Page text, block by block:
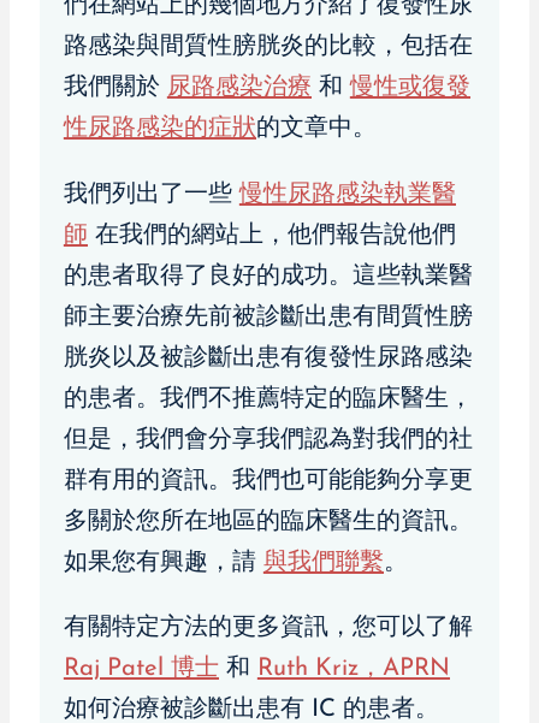
們在網站上的幾個地方介紹了復發性尿
路感染與間質性膀胱炎的比較，包括在
我們關於 尿路感染治療 和 慢性或復發
性尿路感染的症狀的文章中。
我們列出了一些 慢性尿路感染執業醫
師 在我們的網站上，他們報告說他們
的患者取得了良好的成功。這些執業醫
師主要治療先前被診斷出患有間質性膀
胱炎以及被診斷出患有復發性尿路感染
的患者。我們不推薦特定的臨床醫生，
但是，我們會分享我們認為對我們的社
群有用的資訊。我們也可能能夠分享更
多關於您所在地區的臨床醫生的資訊。
如果您有興趣，請 與我們聯繫。
有關特定方法的更多資訊，您可以了解
Raj Patel 博士 和
Ruth Kriz，APRN
如何治療被診斷出患有 IC 的患者。